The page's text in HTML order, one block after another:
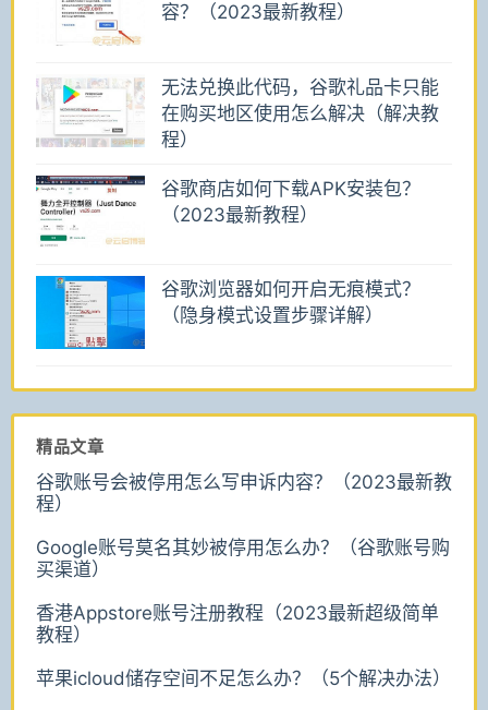
容？（2023最新教程）
无法兑换此代码，谷歌礼品卡只能
在购买地区使用怎么解决（解决教
程）
谷歌商店如何下载APK安装包？
（2023最新教程）
谷歌浏览器如何开启无痕模式？
（隐身模式设置步骤详解）
精品文章
谷歌账号会被停用怎么写申诉内容？（2023最新教
程）
Google账号莫名其妙被停用怎么办？（谷歌账号购
买渠道）
香港Appstore账号注册教程（2023最新超级简单
教程）
苹果icloud储存空间不足怎么办？（5个解决办法）